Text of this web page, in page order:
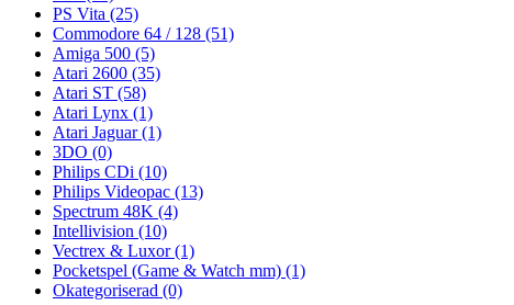
PS Vita (25)
Commodore 64 / 128 (51)
Amiga 500 (5)
Atari 2600 (35)
Atari ST (58)
Atari Lynx (1)
Atari Jaguar(1)
3DO (0)
Philips CDi (10)
Philips Videopac (13)
Spectrum 48K (4)
Intellivision (10)
Vectrex & Luxor(1)
Pocketspel (Game & Watch mm) (1)
Okategoriserad (0)